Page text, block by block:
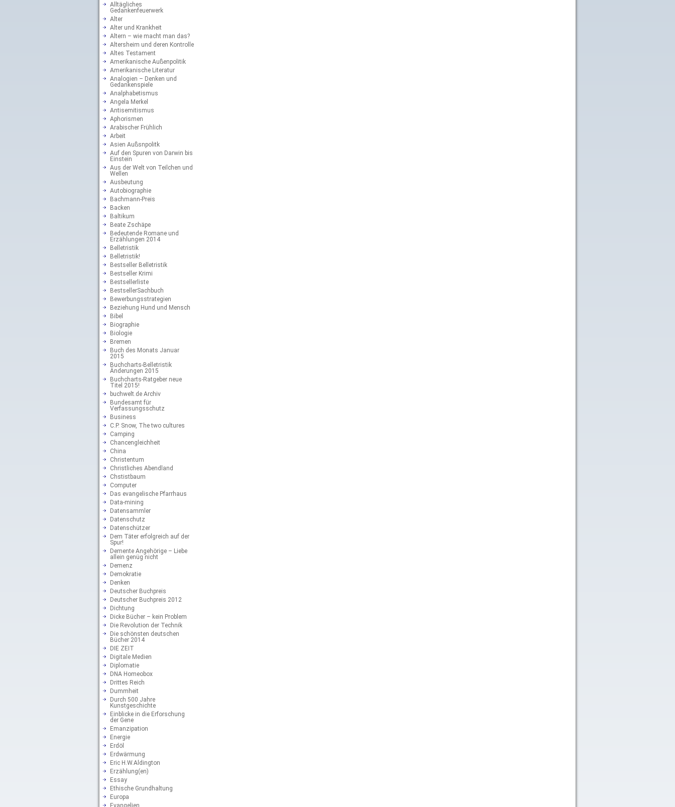
Alltägliches
Gedankenfeuerwerk
Alter
Alter und Krankheit
Altern – wie macht man das?
Altersheim und deren Kontrolle
Altes Testament
Amerikanische Außenpolitik
Amerikanische Literatur
Analogien – Denken und
Gedankenspiele
Analphabetismus
Angela Merkel
Antisemitismus
Aphorismen
Arabischer Frühlich
Arbeit
Asien Außsnpolitk
Auf den Spuren von Darwin bis
Einstein
Aus der Welt von Teilchen und
Wellen
Ausbeutung
Autobiographie
Bachmann-Preis
Backen
Baltikum
Beate Zschäpe
Bedeutende Romane und
Erzählungen 2014
Belletristik
Belletristik!
Bestseller Belletristik
Bestseller Krimi
Bestsellerliste
BestsellerSachbuch
Bewerbungsstrategien
Beziehung Hund und Mensch
Bibel
Biographie
Biologie
Bremen
Buch des Monats Januar
2015
Buchcharts-Belletristik
Änderungen 2015
Buchcharts-Ratgeber neue
Titel 2015!
buchwelt.de Archiv
Bundesamt für
Verfassungsschutz
Business
C.P. Snow, The two cultures
Camping
Chancengleichheit
China
Christentum
Christliches Abendland
Chstistbaum
Computer
Das evangelische Pfarrhaus
Data-mining
Datensammler
Datenschutz
Datenschützer
Dem Täter erfolgreich auf der
Spur!
Demente Angehörige – Liebe
allein genüg nicht
Demenz
Demokratie
Denken
Deutscher Buchpreis
Deutscher Buchpreis 2012
Dichtung
Dicke Bücher – kein Problem
Die Revolution der Technik
Die schönsten deutschen
Bücher 2014
DIE ZEIT
Digitale Medien
Diplomatie
DNA Homeobox
Drittes Reich
Dummheit
Durch 500 Jahre
Kunstgeschichte
Einblicke in die Erforschung
der Gene
Emanzipation
Energie
Erdöl
Erdwärmung
Eric H.W.Aldington
Erzählung(en)
Essay
Ethische Grundhaltung
Europa
Evangelien